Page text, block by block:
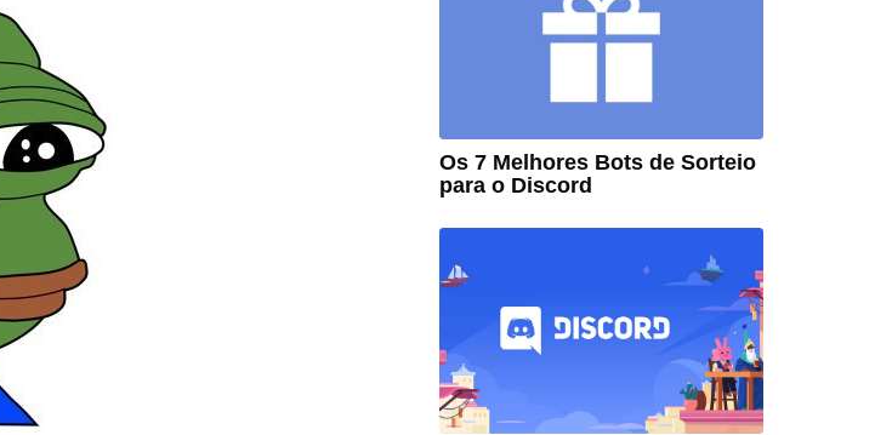
Os 7 Melhores Bots de Sorteio
para o Discord